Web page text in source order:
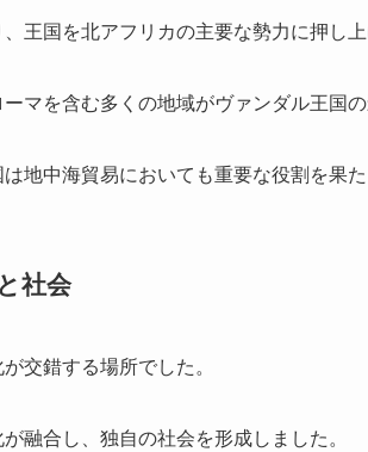
王国を北アフリカの主要な勢力に押し上
マを含む多くの地域がヴァンダル王国の
地中海貿易においても重要な役割を果
社会
交錯する場所でした。
融合し、独自の社会を形成しました。